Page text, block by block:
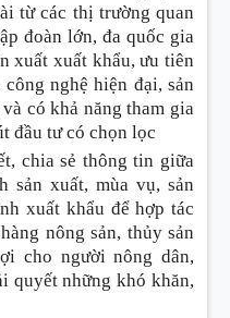
từ các thị trường quan
đoàn lớn, đa quốc gia
xuất xuất khẩu, ưu tiên
nghệ hiện đại, sản
có khả năng tham gia
đầu tư có chọn lọc
chia sẻ thông tin giữa
sản xuất, mùa vụ, sản
xuất khẩu để hợp tác
nông sản, thủy sản
cho người nông dân,
quyết những khó khăn,